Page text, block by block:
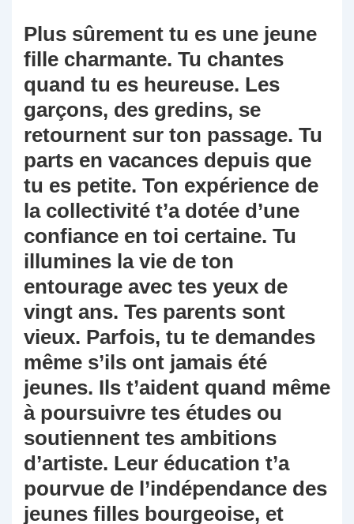
Plus sûrement tu es une jeune
fille charmante. Tu chantes
quand tu es heureuse. Les
garçons, des gredins, se
retournent sur ton passage. Tu
parts en vacances depuis que
tu es petite. Ton expérience de
la collectivité t’a dotée d’une
confiance en toi certaine. Tu
illumines la vie de ton
entourage avec tes yeux de
vingt ans. Tes parents sont
vieux. Parfois, tu te demandes
même s’ils ont jamais été
jeunes. Ils t’aident quand même
à poursuivre tes études ou
soutiennent tes ambitions
d’artiste. Leur éducation t’a
pourvue de l’indépendance des
jeunes filles bourgeoise, et